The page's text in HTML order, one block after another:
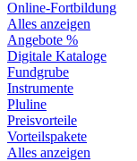
Online-Fortbildung
Alles anzeigen
Angebote %
Digitale Kataloge
Fundgrube
Instrumente
Pluline
Preisvorteile
Vorteilspakete
Alles anzeigen